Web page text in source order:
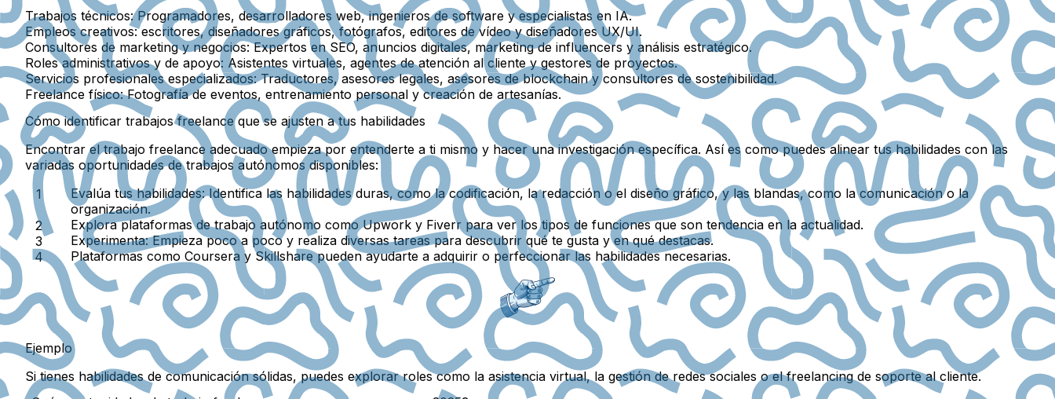
Trabajos técnicos:Programadores, desarrolladores web, ingenieros de software y especialistas en IA.
Empleos creativos:escritores, diseñadores gráficos, fotógrafos, editores de vídeo y diseñadores UX/UI.
Consultores de marketing y negocios:Expertos en SEO, anuncios digitales, marketing de influencers y análisis estratégico.
Roles administrativos y de apoyo: Asistentes virtuales, agentes de atención al cliente y gestores de proyectos.
Servicios profesionales especializados:Traductores, asesores legales, asesores de blockchain y consultores de sostenibilidad.
Freelance físico:Fotografía de eventos, entrenamiento personal y creación de artesanías.
Cómo identificar trabajos freelance que se ajusten a tus habilidades
Encontrar el trabajo freelance adecuado empieza por entenderte a ti mismo y hacer una investigación específica. Así es como puedes alinear tus habilidades con las
variadas oportunidades de trabajos autónomos disponibles:
Evalúa tus habilidades:Identifica las habilidades duras, como la codificación, la redacción o el diseño gráfico, y las blandas, como la comunicación o la
organización.
Explora plataformas de trabajo autónomo como Upwork y Fiverr para ver los tipos de funciones que son tendencia en la actualidad.
Experimenta:Empieza poco a poco y realiza diversas tareas para descubrir qué te gusta y en qué destacas.
Plataformas como Coursera y Skillsharepueden ayudarte a adquirir o perfeccionar las habilidades necesarias.
Ejemplo
Si tienes habilidades de comunicación sólidas, puedes explorar roles como la asistencia virtual, la gestión de redes sociales o el freelancing de soporte al cliente.